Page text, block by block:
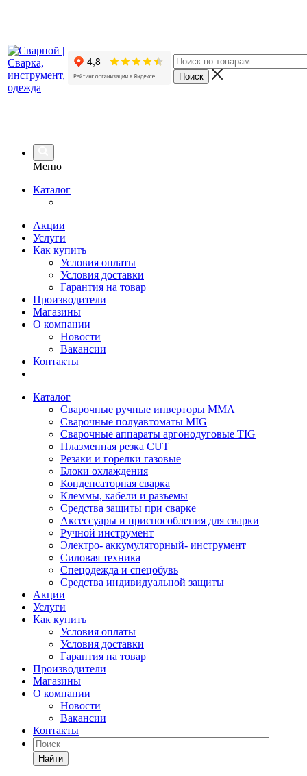
Меню
Каталог
Акции
Услуги
Как купить
Условия оплаты
Условия доставки
Гарантия на товар
Производители
Магазины
О компании
Новости
Вакансии
Контакты
Каталог
Сварочные ручные инверторы MMA
Сварочные полуавтоматы MIG
Сварочные аппараты аргонодуговые TIG
Плазменная резка CUT
Резаки и горелки газовые
Блоки охлаждения
Конденсаторная сварка
Клеммы, кабели и разъемы
Средства защиты при сварке
Аксессуары и приспособления для сварки
Ручной инструмент
Электро- аккумуляторный- инструмент
Силовая техника
Спецодежда и спецобувь
Средства индивидуальной защиты
Акции
Услуги
Как купить
Условия оплаты
Условия доставки
Гарантия на товар
Производители
Магазины
О компании
Новости
Вакансии
Контакты
Найти